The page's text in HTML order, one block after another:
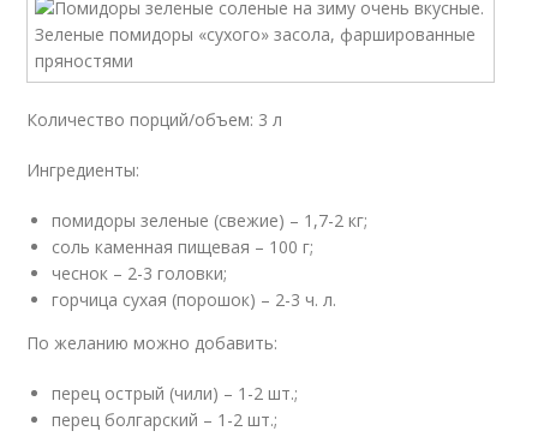
Количество порций/объем: 3 л
Ингредиенты:
помидоры зеленые (свежие) – 1,7-2 кг;
соль каменная пищевая – 100 г;
чеснок – 2-3 головки;
горчица сухая (порошок) – 2-3 ч. л.
По желанию можно добавить:
перец острый (чили) – 1-2 шт.;
перец болгарский – 1-2 шт.;